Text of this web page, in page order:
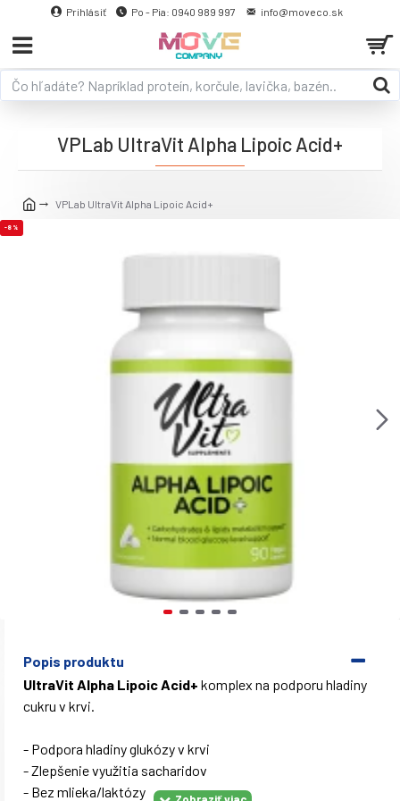
Prihlásiť Po - Pia: 0940 989 997 info@moveco.sk
VPLab UltraVit Alpha Lipoic Acid+
VPLab UltraVit Alpha Lipoic Acid+
-8 %
Popis produktu
UltraVit Alpha Lipoic Acid+ komplex na podporu hladiny
cukru v krvi.
- Podpora hladiny glukózy v krvi
- Zlepšenie využitia sacharidov
- Bez mlieka/laktózy